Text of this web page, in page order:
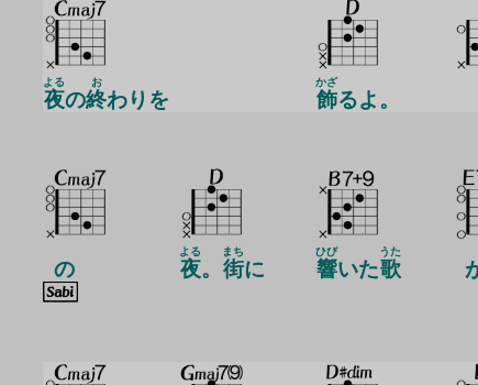
夜
よる
の終
お
わりを 飾
かざ
るよ。
の 夜
よる
。 街
まち
に 響
ひび
いた歌
うた